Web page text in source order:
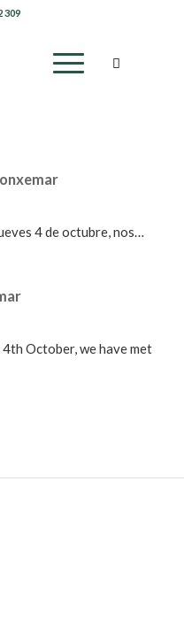
309
4 de octubre, nos…
October, we have met